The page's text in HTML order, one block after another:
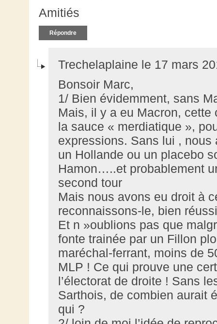
Amitiés
Répondre
Trechelaplaine le 17 mars
Bonsoir Marc,
1/ Bien évidemment, sans
Mais, il y a eu Macron,
la sauce « merdiatique »,
expressions. Sans lui ,
un Hollande ou un placebo
Hamon…..et probablement
second tour
Mais nous avons eu droit à
reconnaissons-le, bien
Et n »oublions pas que
fonte trainée par un Fillon
maréchal-ferrant, moins de
MLP ! Ce qui prouve une
l’électorat de droite ! Sans
Sarthois, de combien aurait
qui ?